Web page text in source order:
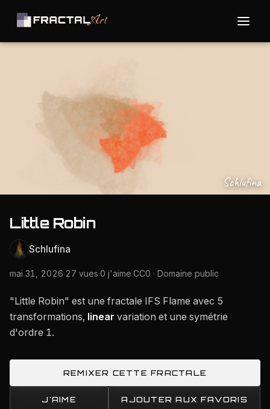
Schlufina
Little Robin
Schlufina
mai 31, 2026·27 vues·0 j'aime·CC0 · Domaine public
"Little Robin" est une fractale IFS Flame avec 5
transformations, linear variation et une symétrie
d'ordre 1.
REMIXER CETTE FRACTALE
J'AIME AJOUTER AUX FAVORIS